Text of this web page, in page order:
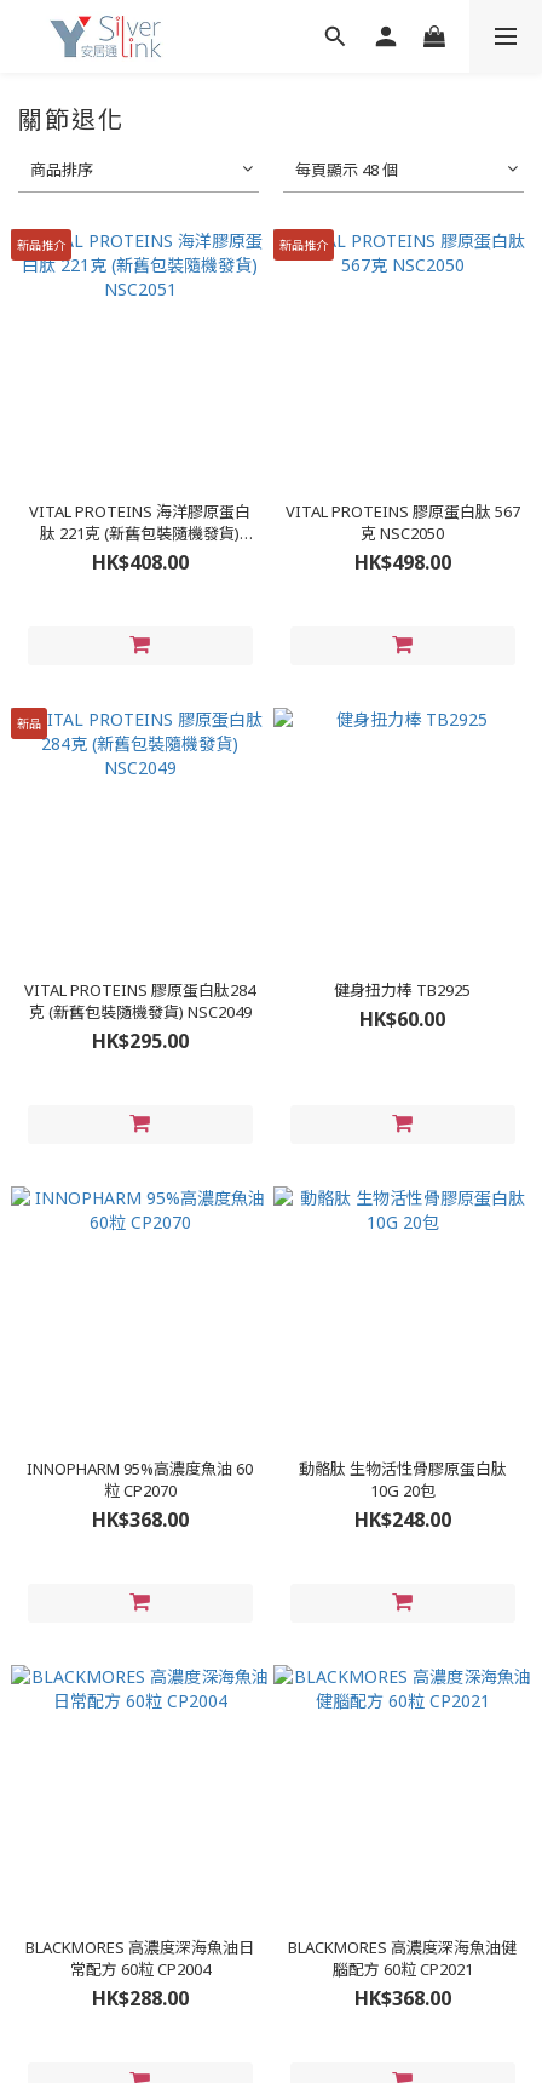
關節退化
商品排序 每頁顯示 48 個
新品推介
VITAL PROTEINS 海洋膠原蛋白
肽 221克 (新舊包裝隨機發貨)
NSC2051
HK$408.00
新品推介
VITAL PROTEINS 膠原蛋白肽 567
克 NSC2050
HK$498.00
新品
VITAL PROTEINS 膠原蛋白肽284
克 (新舊包裝隨機發貨) NSC2049
HK$295.00
健身扭力棒 TB2925
HK$60.00
INNOPHARM 95%高濃度魚油 60
粒 CP2070
HK$368.00
動骼肽 生物活性骨膠原蛋白肽
10G 20包
HK$248.00
BLACKMORES 高濃度深海魚油日
常配方 60粒 CP2004
HK$288.00
BLACKMORES 高濃度深海魚油健
腦配方 60粒 CP2021
HK$368.00